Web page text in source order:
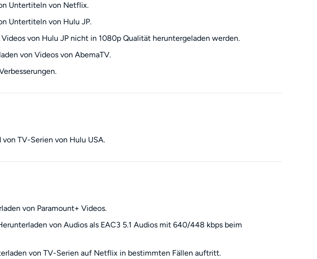
Untertiteln von Netflix.
Untertiteln von Hulu JP.
von Hulu JP nicht in 1080p Qualität heruntergeladen werden.
von Videos von AbemaTV.
TV-Serien von Hulu USA.
von Paramount+ Videos.
von Audios als EAC3 5.1 Audios mit 640/448 kbps beim
von TV-Serien auf Netflix in bestimmten Fällen auftritt.